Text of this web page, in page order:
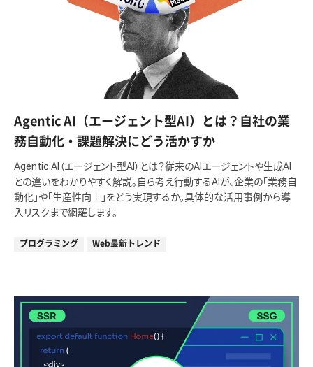
Agentic AI（エージェント型AI）とは？自社の業
務自動化・課題解決にどう活かすか
Agentic AI（エージェント型AI）とは？従来のAIエージェントや生成AI
との違いをわかりやすく解説。自ら考え行動するAIが、企業の「業務自
動化」や「生産性向上」をどう実現するか。具体的な活用事例から導
入リスクまで網羅します。
プログラミング Web最新トレンド